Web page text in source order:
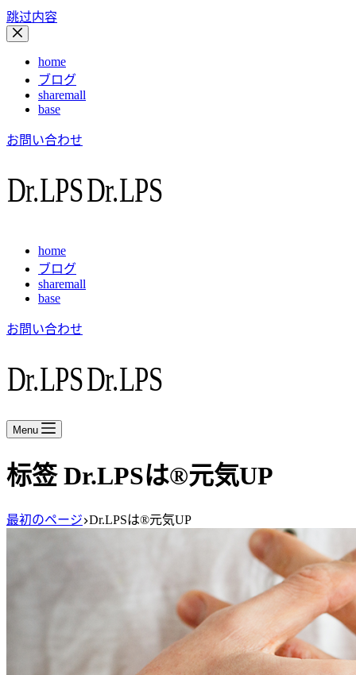
跳过内容
home
ブログ
sharemall
base
お問い合わせ
home
ブログ
sharemall
base
お問い合わせ
Menu
标签Dr.LPSは®元気UP
最初のページ Dr.LPSは®元気UP